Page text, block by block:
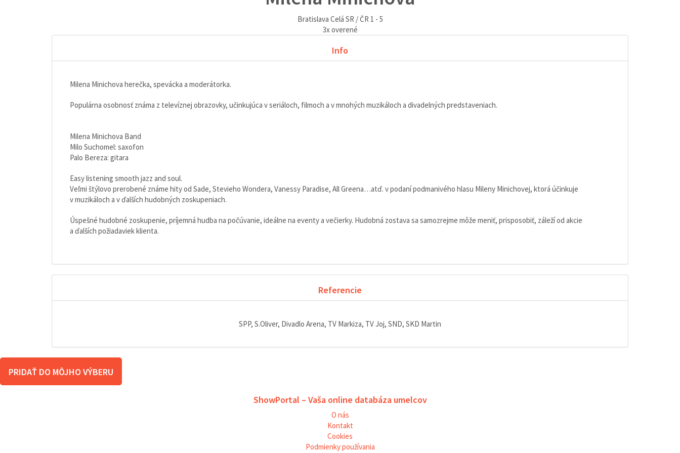
Bratislava Celá SR / ČR 1 - 5
3x overené
Info
Milena Minichova herečka, spevácka a moderátorka.
Populárna osobnosť známa z televíznej obrazovky, učinkujúca v seriáloch, filmoch a v mnohých muzikáloch a divadelných predstaveniach.
Milena Minichova Band
Milo Suchomel: saxofon
Palo Bereza: gitara
Easy listening smooth jazz and soul.
Veľmi štýlovo prerobené známe hity od Sade, Stevieho Wondera, Vanessy Paradise, All Greena…atď. v podaní podmanivého hlasu Mileny Minichovej, ktorá účinkuje
v muzikáloch a v ďalších hudobných zoskupeniach.
Úspešné hudobné zoskupenie, príjemná hudba na počúvanie, ideálne na eventy a večierky. Hudobná zostava sa samozrejme môže meniť, prisposobiť, záleží od akcie
a ďalších požiadaviek klienta.
Referencie
SPP, S.Oliver, Divadlo Arena, TV Markiza, TV Joj, SND, SKD Martin
PRIDAŤ DO MÔJHO VÝBERU
ShowPortal – Vaša online databáza umelcov
O nás
Kontakt
Cookies
Podmienky používania